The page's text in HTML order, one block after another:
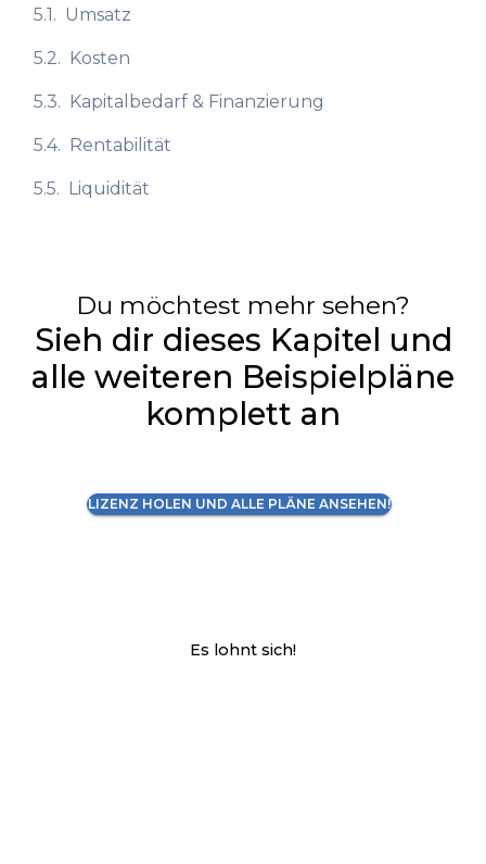
5.1. Umsatz
5.2. Kosten
5.3. Kapitalbedarf & Finanzierung
5.4. Rentabilität
5.5. Liquidität
Du möchtest mehr sehen?
Sieh dir dieses Kapitel und
alle weiteren Beispielpläne
komplett an
LIZENZ HOLEN UND ALLE PLÄNE ANSEHEN!
Es lohnt sich!